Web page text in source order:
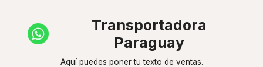
Transportadora
Paraguay
Aquí puedes poner tu texto de ventas.